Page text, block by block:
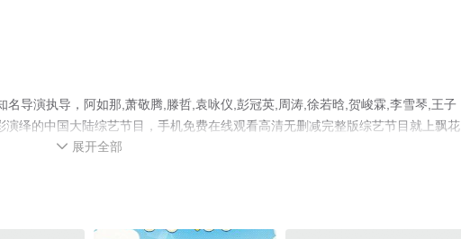
导演执导，阿如那,萧敬腾,滕哲,袁咏仪,彭冠英,周涛,徐若晗,贺峻霖,李雪琴,王子
绎的中国大陆综艺节目，手机免费在线观看高清无删减完整版综艺节目就上飘花
网等平台了解。
 展开全部